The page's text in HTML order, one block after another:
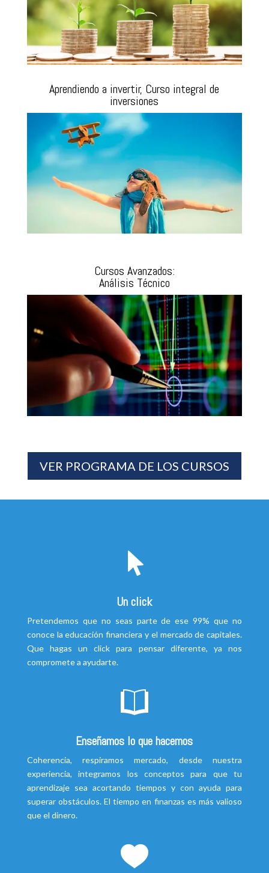
Aprendiendo a invertir, Curso integral de
inversiones
Cursos Avanzados:
Análisis Técnico
VER PROGRAMA DE LOS CURSOS
Un click
Pretendemos que no seas parte de ese 99% que no
conoce la educación financiera y el mercado de capitales.
Que hagas un click para pensar diferente, ya nos
compromete a ayudarte.
Enseñamos lo que hacemos
Coherencia, respiramos mercado, desde nuestra
experiencia, integramos los conceptos para que tu
aprendizaje sea acortando tiempos y con ayuda para
superar obstáculos. El tiempo en finanzas es más valioso
que el dinero.